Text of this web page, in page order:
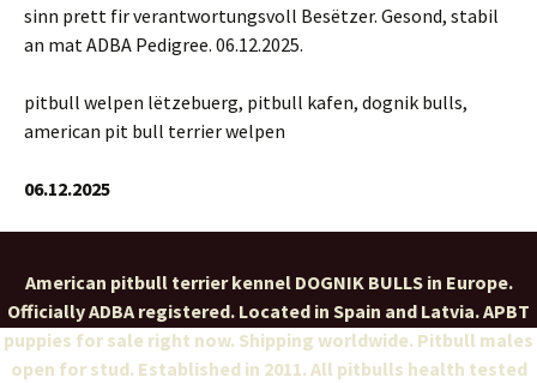
sinn prett fir verantwortungsvoll Besëtzer. Gesond, stabil
an mat ADBA Pedigree. 06.12.2025.
pitbull welpen lëtzebuerg, pitbull kafen, dognik bulls,
american pit bull terrier welpen
06.12.2025
American pitbull terrier kennel DOGNIK BULLS in Europe.
Officially ADBA registered. Located in Spain and Latvia. APBT
puppies for sale right now. Shipping worldwide. Pitbull males
open for stud. Established in 2011. All pitbulls health tested